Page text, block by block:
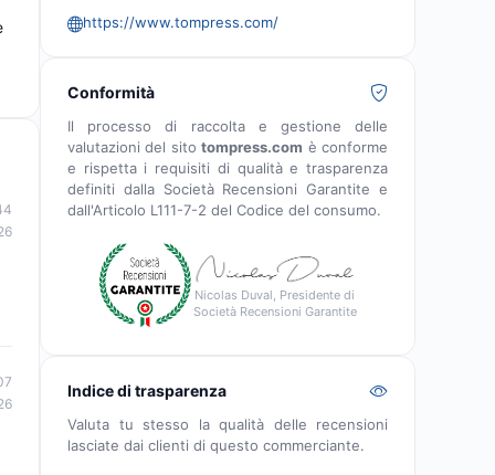
https://www.tompress.com/
Conformità
Il processo di raccolta e gestione delle
valutazioni del sitotompress.com è conforme
e rispetta i requisiti di qualità e trasparenza
definiti dalla Società Recensioni Garantite e
dall'Articolo L111-7-2 del Codice del consumo.
Nicolas Duval, Presidente di
Società Recensioni Garantite
Indice di trasparenza
Valuta tu stesso la qualità delle recensioni
lasciate dai clienti di questo commerciante.